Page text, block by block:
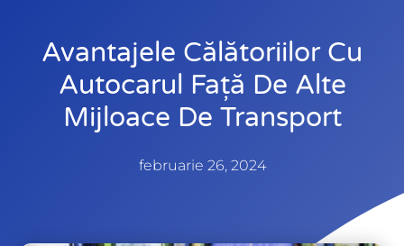
Avantajele Călătoriilor Cu
Autocarul Față De Alte
Mijloace De Transport
februarie 26, 2024